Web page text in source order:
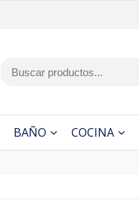
BAÑO COCINA